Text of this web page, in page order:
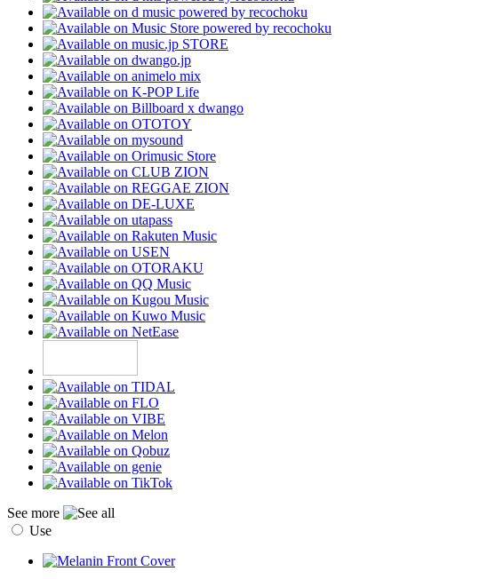
See more
Use